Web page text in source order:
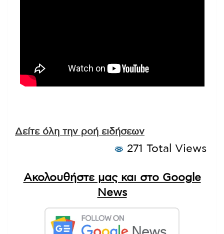
Δείτε όλη την ροή ειδήσεων
271 Total Views
Ακολουθήστε μας και στο Google
News